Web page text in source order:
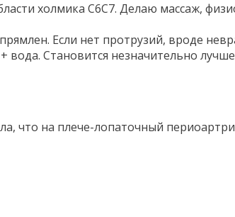
холмика C6C7. Делаю
Если нет протрузий, вроде
Становится незначительно
что на плече-лопаточный